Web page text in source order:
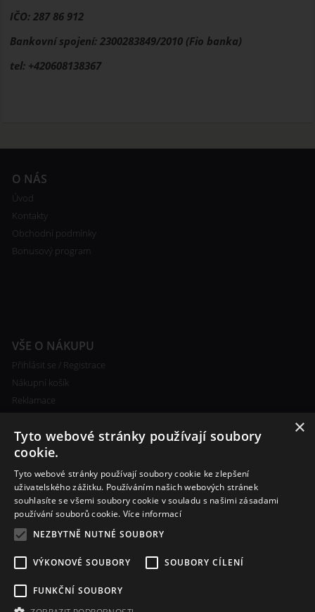
IČO: 287 86 912
Bankovní spojení: 2300283849/2010 (Fio banka)
tel: +420608138367
O NÁS
Úvod
Kontakty
Obchodní podmínky
Bonusový program
VŠE O NÁKUPU
Přihlásit se / Registrace
Nákupní košík
Reklamace
Certifikáty
RYCHLÝ KONTAKT
+420 608 138 367
×
Tyto webové stránky používají soubory
cookie.
Tyto webové stránky používají soubory cookie ke zlepšení
uživatelského zážitku. Používáním našich webových stránek
souhlasíte se všemi soubory cookie v souladu s našimi zásadami
používání souborů cookie. Více informací
NEZBYTNĚ NUTNÉ SOUBORY
VÝKONOVÉ SOUBORY SOUBORY CÍLENÍ
FUNKČNÍ SOUBORY